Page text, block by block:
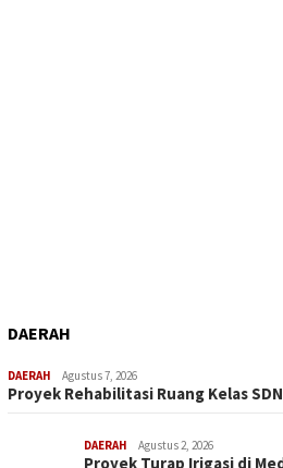
DAERAH
DAERAH Agustus 7, 2026
Proyek Rehabilitasi Ruang Kelas
DAERAH Agustus 2, 2026
Proyek Turap Irigasi di